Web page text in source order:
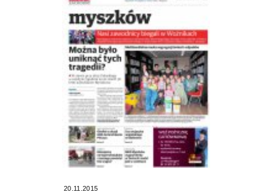
20.11.2015